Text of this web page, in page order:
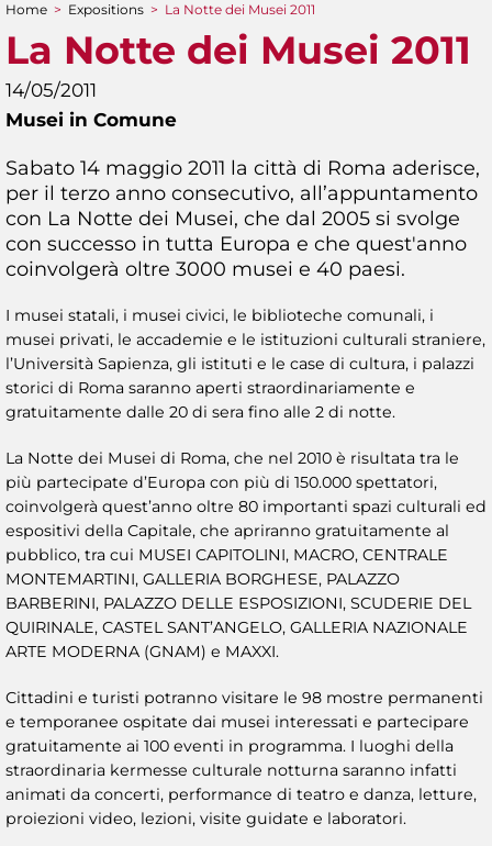
You are here
Home > Expositions > La Notte dei Musei 2011
La Notte dei Musei 2011
14/05/2011
Musei in Comune
Sabato 14 maggio 2011 la città di Roma aderisce,
per il terzo anno consecutivo, all’appuntamento
con La Notte dei Musei, che dal 2005 si svolge
con successo in tutta Europa e che quest'anno
coinvolgerà oltre 3000 musei e 40 paesi.
I musei statali, i musei civici, le biblioteche comunali, i
musei privati, le accademie e le istituzioni culturali straniere,
l’Università Sapienza, gli istituti e le case di cultura, i palazzi
storici di Roma saranno aperti straordinariamente e
gratuitamente dalle 20 di sera fino alle 2 di notte.
La Notte dei Musei di Roma, che nel 2010 è risultata tra le
più partecipate d’Europa con più di 150.000 spettatori,
coinvolgerà quest’anno oltre 80 importanti spazi culturali ed
espositivi della Capitale, che apriranno gratuitamente al
pubblico, tra cui MUSEI CAPITOLINI, MACRO, CENTRALE
MONTEMARTINI, GALLERIA BORGHESE, PALAZZO
BARBERINI, PALAZZO DELLE ESPOSIZIONI, SCUDERIE DEL
QUIRINALE, CASTEL SANT’ANGELO, GALLERIA NAZIONALE
ARTE MODERNA (GNAM) e MAXXI.
Cittadini e turisti potranno visitare le 98 mostre permanenti
e temporanee ospitate dai musei interessati e partecipare
gratuitamente ai 100 eventi in programma. I luoghi della
straordinaria kermesse culturale notturna saranno infatti
animati da concerti, performance di teatro e danza, letture,
proiezioni video, lezioni, visite guidate e laboratori.